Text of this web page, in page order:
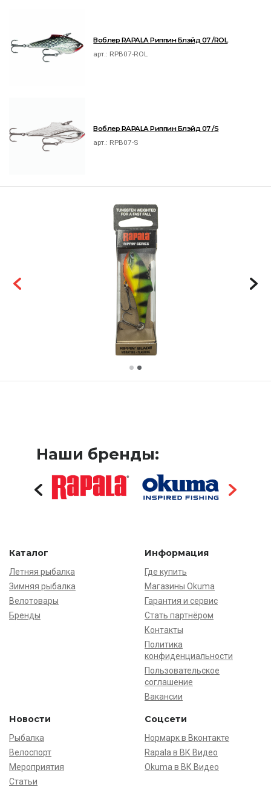
Воблер RAPALA Риппин Блэйд 07 /ROL
арт.: RPB07-ROL
Воблер RAPALA Риппин Блэйд 07 /S
арт.: RPB07-S
Наши бренды:
Каталог
Летняя рыбалка
Зимняя рыбалка
Велотовары
Бренды
Информация
Где купить
Магазины Okuma
Гарантия и сервис
Стать партнёром
Контакты
Политика
конфиденциальности
Пользовательское
соглашение
Вакансии
Новости
Рыбалка
Велоспорт
Мероприятия
Статьи
Соцсети
Нормарк в Вконтакте
Rapala в ВК Видео
Okuma в ВК Видео